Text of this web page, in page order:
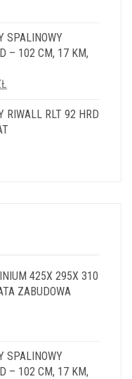
SPALINOWY
– 102 CM, 17 KM,
WYNOSI:
11999,99 ZŁ.
RIWALL RLT 92 HRD
425X 295X 310
ZABUDOWA
SPALINOWY
– 102 CM, 17 KM,